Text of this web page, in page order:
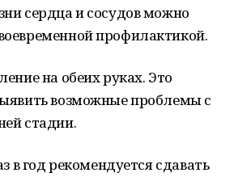
сердца и сосудов можно
профилактикой.
на обеих руках. Это
возможные проблемы с
стадии.
в год рекомендуется сдавать